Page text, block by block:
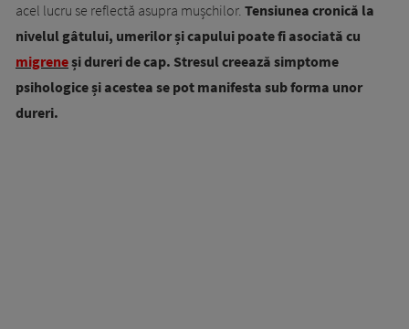
acel lucru se reflectă asupra mușchilor. Tensiunea cronică la
nivelul gâtului, umerilor și capului poate fi asociată cu
migreneși dureri de cap. Stresul creează simptome
psihologice și acestea se pot manifesta sub forma unor
dureri.